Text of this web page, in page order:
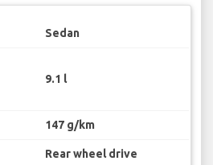
Sedan
9.1 l
147 g/km
Rear wheel drive